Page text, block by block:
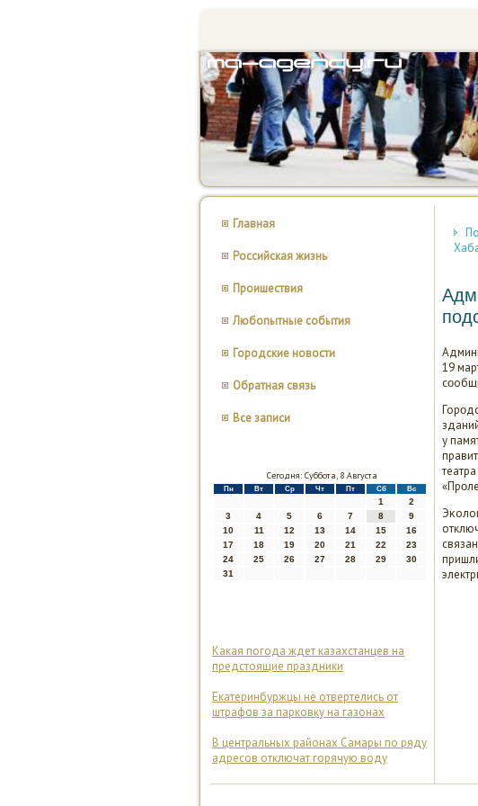
Главная
Российская жизнь
Проишествия
Любопытные события
Городские новости
Обратная связь
Все записи
Сегодня: Суббота, 8 Августа
Пн Вт Ср Чт Пт Сб Вс
1
2
3
4 5 6 7 8
9
10
11 12 13 14 15
16
17
18 19 20 21 22
23
24
25 26 27 28 29
30
31
Какая погода ждет казахстанцев на
предстоящие праздники
Екатеринбуржцы не отвертелись от
штрафов за парковку на газонах
В центральных районах Самары по ряду
адресов отключат горячую воду
19
у